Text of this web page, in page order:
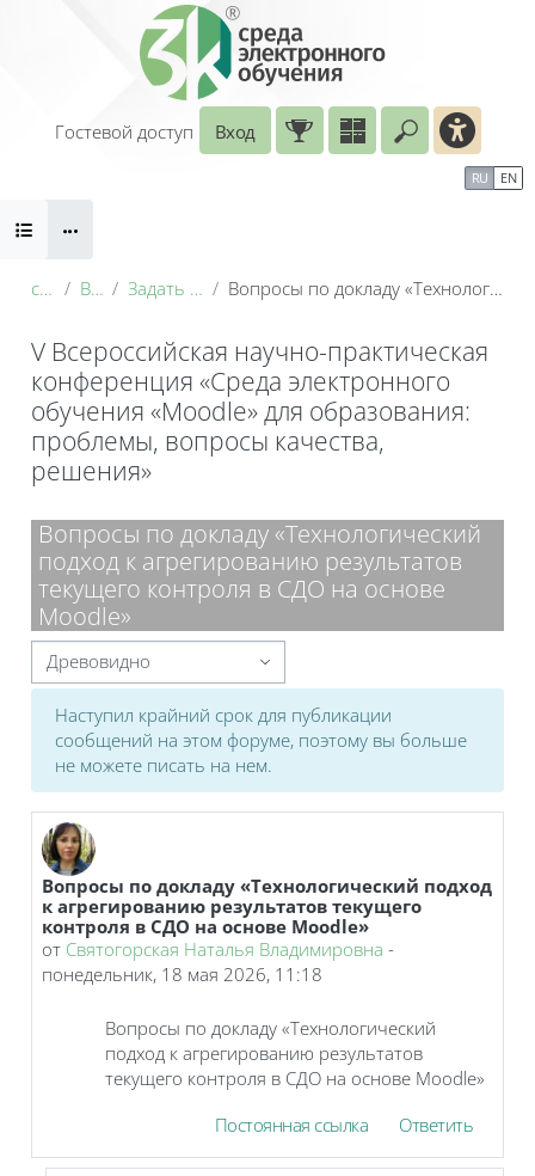
Перейти к основному содержанию
Введите
Гостевой доступ
Вход
RU EN
Блоки
conf_2026 Видеодоклады Задать вопрос по теме видеодоклада Вопросы по докладу «Технологический подход к агрегированию результатов текущего контроля в СДО на основе Moodle»
V Всероссийская научно-практическая
конференция «Среда электронного
обучения «Moodle» для образования:
проблемы, вопросы качества,
решения»
Блоки
Вопросы по докладу «Технологический
подход к агрегированию результатов
текущего контроля в СДО на основе
Moodle»
Режим отображения
Наступил крайний срок для публикации
сообщений на этом форуме, поэтому вы больше
не можете писать на нем.
Вопросы по докладу «Технологический подход
к агрегированию результатов текущего
контроля в СДО на основе Moodle»
от Святогорская Наталья Владимировна -
понедельник, 18 мая 2026, 11:18
Количество ответов: 1
Вопросы по докладу «Технологический
подход к агрегированию результатов
текущего контроля в СДО на основе Moodle»
Постоянная ссылка
Ответить